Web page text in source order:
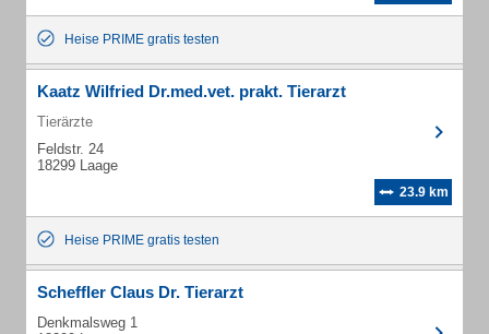
Heise PRIME gratis testen
Kaatz Wilfried Dr.med.vet. prakt. Tierarzt
Tierärzte
Feldstr. 24
18299 Laage
23.9 km
Heise PRIME gratis testen
Scheffler Claus Dr. Tierarzt
Denkmalsweg 1